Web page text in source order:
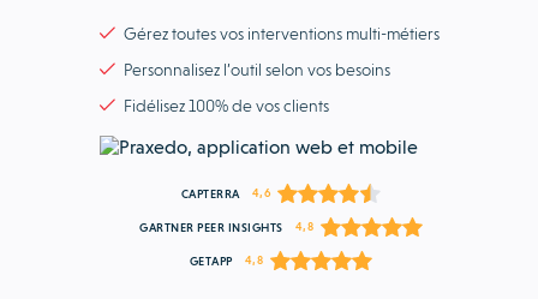
Gérez toutes vos interventions multi-métiers
Personnalisez l’outil selon vos besoins
Fidélisez 100% de vos clients
CAPTERRA 4,6
GARTNER PEER INSIGHTS 4,8
GETAPP 4,8